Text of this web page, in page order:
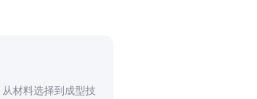
材料选择到成型技